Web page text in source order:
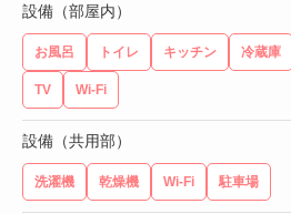
設備（部屋内）
お風呂 トイレ キッチン 冷蔵庫
TV Wi-Fi
設備（共用部）
洗濯機 乾燥機 Wi-Fi 駐車場